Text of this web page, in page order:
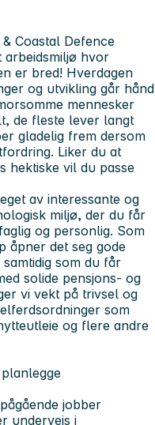
Coastal Defence
arbeidsmiljø hvor
er bred! Hverdagen
og utvikling går hånd
mennesker
de fleste lever langt
gladelig frem dersom
Liker du at
hektiske vil du passe
av interessante og
miljø, der du får
og personlig. Som
åpner det seg gode
som du får
solide pensjons- og
vi vekt på trivsel og
som
og flere andre
jobber
underveis i